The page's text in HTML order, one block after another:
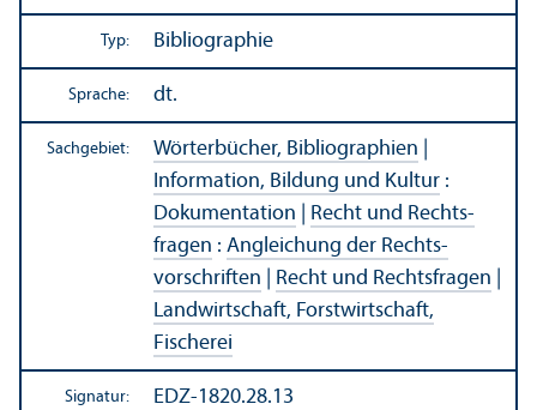
Typ: Bibliographie
Sprache: dt.
Sachgebiet: Wörterbücher, Bibliographien
Information, Bildung und Kultur :
Dokumentation
Recht und Rechts­
fragen : Angleich­ung der Rechts­
vorschriften
Recht und Rechts­fragen
Landwirtschaft, Forstwirtschaft,
Fischerei
Signatur: EDZ-1820.28.13